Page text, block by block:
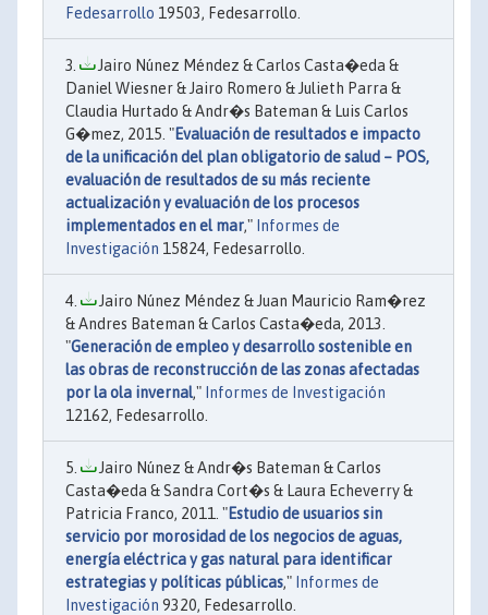
Fedesarrollo 19503, Fedesarrollo.
Jairo Núnez Méndez & Carlos Casta�eda &
Daniel Wiesner & Jairo Romero & Julieth Parra &
Claudia Hurtado & Andr�s Bateman & Luis Carlos
G�mez, 2015. "Evaluación de resultados e impacto
de la unificación del plan obligatorio de salud – POS,
evaluación de resultados de su más reciente
actualización y evaluación de los procesos
implementados en el mar," Informes de
Investigación 15824, Fedesarrollo.
Jairo Núnez Méndez & Juan Mauricio Ram�rez
& Andres Bateman & Carlos Casta�eda, 2013.
"Generación de empleo y desarrollo sostenible en
las obras de reconstrucción de las zonas afectadas
por la ola invernal," Informes de Investigación
12162, Fedesarrollo.
Jairo Núnez & Andr�s Bateman & Carlos
Casta�eda & Sandra Cort�s & Laura Echeverry &
Patricia Franco, 2011. "Estudio de usuarios sin
servicio por morosidad de los negocios de aguas,
energía eléctrica y gas natural para identificar
estrategias y políticas públicas," Informes de
Investigación 9320, Fedesarrollo.